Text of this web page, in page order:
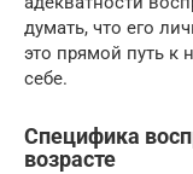
думать, что его
это прямой путь к
себе.
Специфика
возрасте